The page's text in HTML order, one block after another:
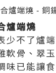
爐端燒
少不了爐
軟骨、翠
味已能讓